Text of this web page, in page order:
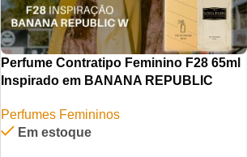
Perfume Contratipo Feminino F28 65ml
Inspirado em BANANA REPUBLIC
Perfumes Femininos
Em estoque